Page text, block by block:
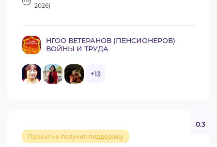
2026)
НГОО ВЕТЕРАНОВ (ПЕНСИОНЕРОВ)
ВОЙНЫ И ТРУДА
+13
Проект не получил поддержку
0.3